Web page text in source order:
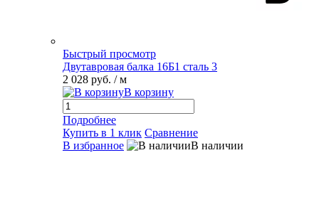
Быстрый просмотр
Двутавровая балка 16Б1 сталь 3
2 028 руб. / м
В корзину
Подробнее
Купить в 1 клик Сравнение
В избранное
В наличии